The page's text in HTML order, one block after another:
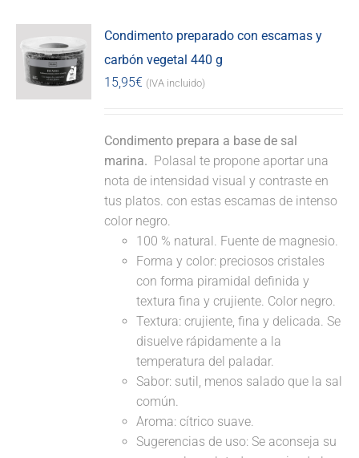
Condimento preparado con escamas y
carbón vegetal 440 g
15,95€ (IVA incluido)
Condimento prepara a base de sal
marina. Polasal te propone aportar una
nota de intensidad visual y contraste en
tus platos. con estas escamas de intenso
color negro.
100 % natural. Fuente de magnesio.
Forma y color: preciosos cristales
con forma piramidal definida y
textura fina y crujiente. Color negro.
Textura: crujiente, fina y delicada. Se
disuelve rápidamente a la
temperatura del paladar.
Sabor: sutil, menos salado que la sal
común.
Aroma: cítrico suave.
Sugerencias de uso: Se aconseja su